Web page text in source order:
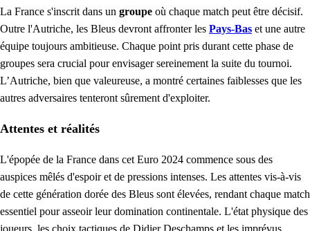
La France s'inscrit dans un groupe où chaque match peut être décisif.
Outre l'Autriche, les Bleus devront affronter les Pays-Bas et une autre
équipe toujours ambitieuse. Chaque point pris durant cette phase de
groupes sera crucial pour envisager sereinement la suite du tournoi.
L’Autriche, bien que valeureuse, a montré certaines faiblesses que les
autres adversaires tenteront sûrement d'exploiter.
Attentes et réalités
L'épopée de la France dans cet Euro 2024 commence sous des
auspices mêlés d'espoir et de pressions intenses. Les attentes vis-à-vis
de cette génération dorée des Bleus sont élevées, rendant chaque match
essentiel pour asseoir leur domination continentale. L'état physique des